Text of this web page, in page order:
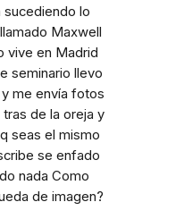
lo
Maxwell
vive en Madrid
seminario llevo
me envía fotos
de la oreja y
seas el mismo
se enfado
nada Como
de imagen?